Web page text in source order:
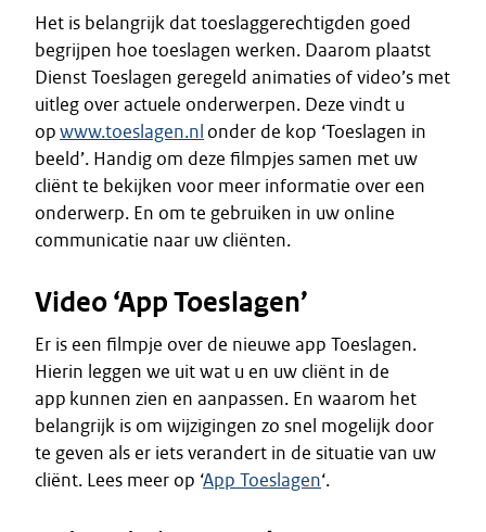
Het is belangrijk dat toeslaggerechtigden goed
begrijpen hoe toeslagen werken. Daarom plaatst
Dienst Toeslagen geregeld animaties of video’s met
uitleg over actuele onderwerpen. Deze vindt u
opwww.toeslagen.nl onder de kop ‘Toeslagen in
beeld’. Handig om deze filmpjes samen met uw
cliënt te bekijken voor meer informatie over een
onderwerp. En om te gebruiken in uw online
communicatie naar uw cliënten.
Video ‘App Toeslagen’
Er is een filmpje over de nieuwe app Toeslagen.
Hierin leggen we uit wat u en uw cliënt in de
app kunnen zien en aanpassen. En waarom het
belangrijk is om wijzigingen zo snel mogelijk door
te geven als er iets verandert in de situatie van uw
cliënt. Lees meer op ‘App Toeslagen‘.